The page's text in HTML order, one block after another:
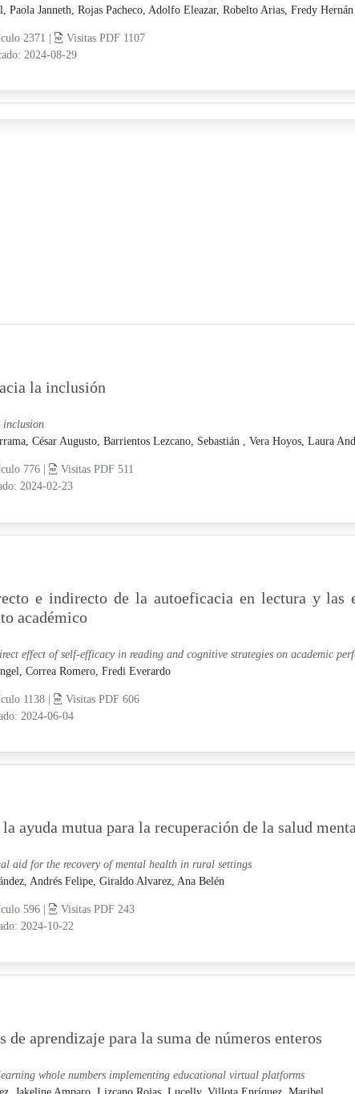
Paola Janneth, Rojas Pacheco, Adolfo Eleazar, Robelto Arias, Fredy Hernán
2371 |
Visitas PDF 1107
2024-08-29
la inclusión
inclusion
César Augusto, Barrientos Lezcano, Sebastián , Vera Hoyos, Laura
776 |
Visitas PDF 511
2024-02-23
e indirecto de la autoeficacia en lectura y las
académico
effect of self-efficacy in reading and cognitive strategies on academic
Correa Romero, Fredi Everardo
1138 |
Visitas PDF 606
2024-06-04
ayuda mutua para la recuperación de la salud
aid for the recovery of mental health in rural settings
Andrés Felipe, Giraldo Alvarez, Ana Belén
596 |
Visitas PDF 243
2024-10-22
de aprendizaje para la suma de números enteros
whole numbers implementing educational virtual platforms